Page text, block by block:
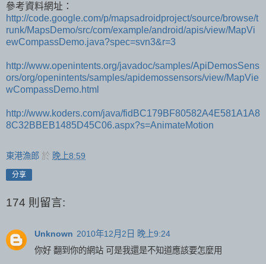
參考資料網址：
http://code.google.com/p/mapsadroidproject/source/browse/t
runk/MapsDemo/src/com/example/android/apis/view/MapVi
ewCompassDemo.java?spec=svn3&r=3
http://www.openintents.org/javadoc/samples/ApiDemosSens
ors/org/openintents/samples/apidemossensors/view/MapVie
wCompassDemo.html
http://www.koders.com/java/fidBC179BF80582A4E581A1A8
8C32BBEB1485D45C06.aspx?s=AnimateMotion
東港漁郎 於 晚上8:59
分享
174 則留言:
Unknown 2010年12月2日 晚上9:24
你好 翻到你的網站 可是我還是不知道應該要怎麼用